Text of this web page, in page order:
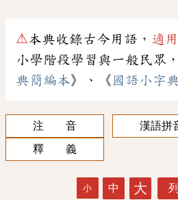
⚠本典收錄古今用語， 適
小學階段學習與一般民眾
典簡編本》、《 國語小字
注 音
漢語拼
釋 義
小 中 大